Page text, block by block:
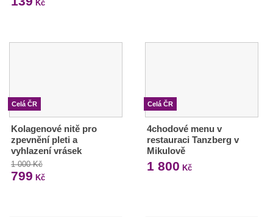
Kč
Celá ČR
Kolagenové nitě pro
zpevnění pleti a
vyhlazení vrásek
1 000 Kč
799 Kč
Celá ČR
4chodové menu v
restauraci Tanzberg v
Mikulově
1 800 Kč